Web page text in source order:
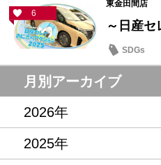
6
東金田間店
～日産
SDGs
月別アーカイブ
2026年
2025年